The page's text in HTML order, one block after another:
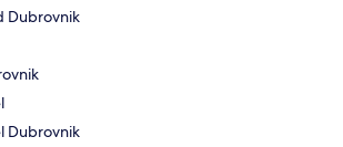
Dubrovnik
Dubrovnik